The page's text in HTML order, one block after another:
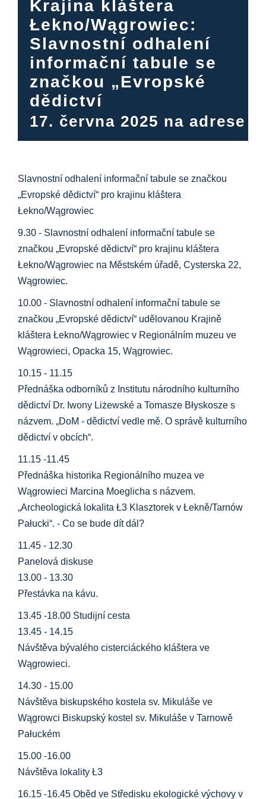
Informační centrum
Ke stažení na
Místo výuky
Kulinářské dědictví
Čeština
Krajina kláštera
Łekno/Wągrowiec:
Slavnostní odhalení
informační tabule se
značkou „Evropské
dědictví
17. června 2025 na adrese
Slavnostní odhalení informační tabule se značkou
„Evropské dědictví“ pro krajinu kláštera
Łekno/Wągrowiec
9.30 - Slavnostní odhalení informační tabule se
značkou „Evropské dědictví“ pro krajinu kláštera
Łekno/Wągrowiec na Městském úřadě, Cysterska 22,
Wągrowiec.
10.00 - Slavnostní odhalení informační tabule se
značkou „Evropské dědictví“ udělovanou Krajině
kláštera Łekno/Wągrowiec v Regionálním muzeu ve
Wągrowieci, Opacka 15, Wągrowiec.
10.15 - 11.15
Přednáška odborníků z Institutu národního kulturního
dědictví Dr. Iwony Liżewské a Tomasze Błyskosze s
názvem. „DoM - dědictví vedle mě. O správě kulturního
dědictví v obcích“.
11.15 -11.45
Přednáška historika Regionálního muzea ve
Wągrowieci Marcina Moeglicha s názvem.
„Archeologická lokalita Ł3 Klasztorek v Łekně/Tarnów
Pałucki“. - Co se bude dít dál?
11.45 - 12.30
Panelová diskuse
13.00 - 13.30
Přestávka na kávu.
13.45 -18.00 Studijní cesta
13.45 - 14.15
Návštěva bývalého cisterciáckého kláštera ve
Wągrowieci.
14.30 - 15.00
Návštěva biskupského kostela sv. Mikuláše ve
Wągrowci Biskupský kostel sv. Mikuláše v Tarnowě
Pałuckém
15.00 -16.00
Návštěva lokality Ł3
16.15 -16.45 Oběd ve Středisku ekologické výchovy v